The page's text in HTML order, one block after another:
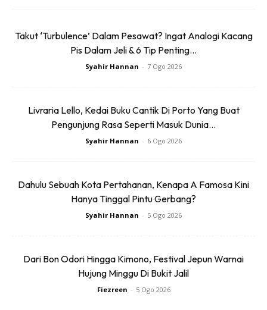
Ads
Pantai Timur sememangnya terkenal dengan keindahan
pantai, keunikan warisan serta tarikan kulinari tersendiri.
Melalui jaringan ECRL, destinasi seperti ini tidak lagi
Selain penumpang, projek ini turut memperkenalkan
perkhidmatan tren kargo yang mampu membawa sehingga
Takut ‘Turbulence’ Dalam Pesawat? Ingat Analogi Kacang
Pis Dalam Jeli & 6 Tip Penting...
Syahir Hannan - 7 Ogo 2026
Livraria Lello, Kedai Buku Cantik Di Porto Yang Buat
Pengunjung Rasa Seperti Masuk Dunia...
Syahir Hannan - 6 Ogo 2026
Dahulu Sebuah Kota Pertahanan, Kenapa A Famosa Kini
Hanya Tinggal Pintu Gerbang?
Syahir Hannan - 5 Ogo 2026
Dari Bon Odori Hingga Kimono, Festival Jepun Warnai
Hujung Minggu Di Bukit Jalil
Fiezreen - 5 Ogo 2026